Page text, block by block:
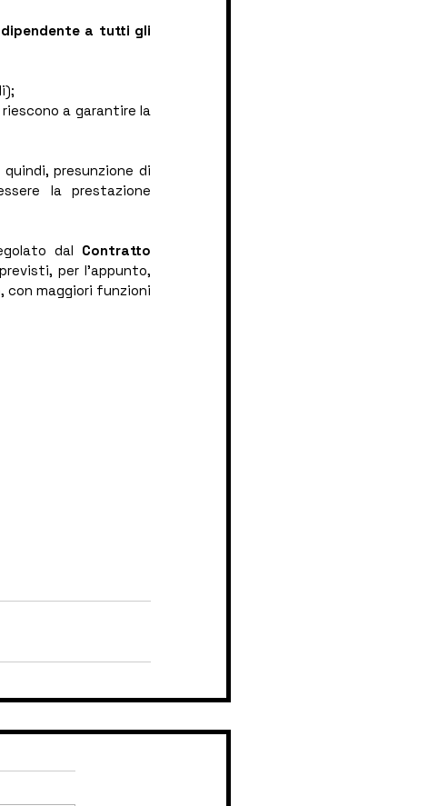
a tutti gli
a garantire la
presunzione di
la prestazione
dal Contratto
per l’appunto,
con maggiori funzioni